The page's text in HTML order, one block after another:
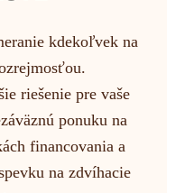
kdekoľvek na
riešenie pre vaše
ponuku na
financovania a
na zdvíhacie